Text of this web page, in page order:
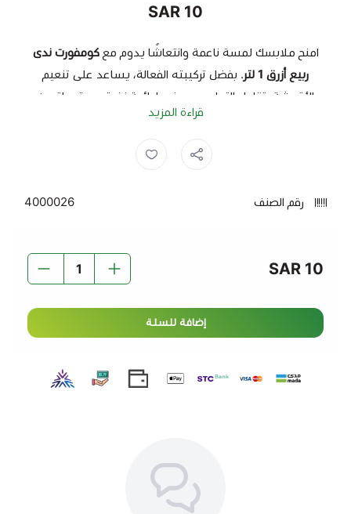
10 SAR
امنح ملابسك لمسة ناعمة وانتعاشًا يدوم معكومفورت ندى
ربيع أزرق 1 لتر
. بفضل تركيبته الفعالة، يساعد على تنعيم
الأقمشة، تقليل التجاعيد، ومنحها رائحة نضرة مستوحاة من
نسيم الربيع المنعش.
مميزات المنتج:
يحافظ على ألوان الأقمشة ويجعلها تبدو أكثر انتعاشًا.
يقلل من التصاق الكهرباء الساكنة بالملابس.
طريقة الاستخدام:
قراءة المزيد
رقم الصنف 4000026
10 SAR
إضافة للسلة